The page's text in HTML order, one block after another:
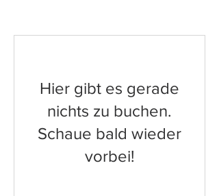
Hier gibt es gerade
nichts zu buchen.
Schaue bald wieder
vorbei!